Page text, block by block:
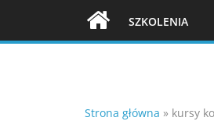
content
SZKOLENIA
Strona główna » kursy